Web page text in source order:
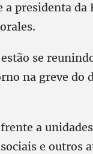
presidenta da
se
na greve do
a
e outros